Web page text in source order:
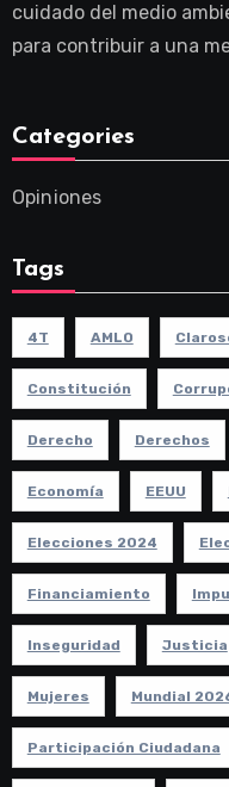
cuidado del medio
para contribuir a una
Categories
Opiniones
Tags
4T AMLO
Constitución
Derecho Derechos
Economía EEUU
Elecciones 2024
Financiamiento
Inseguridad Justicia
Mujeres Mundial
Participación Ciudadana